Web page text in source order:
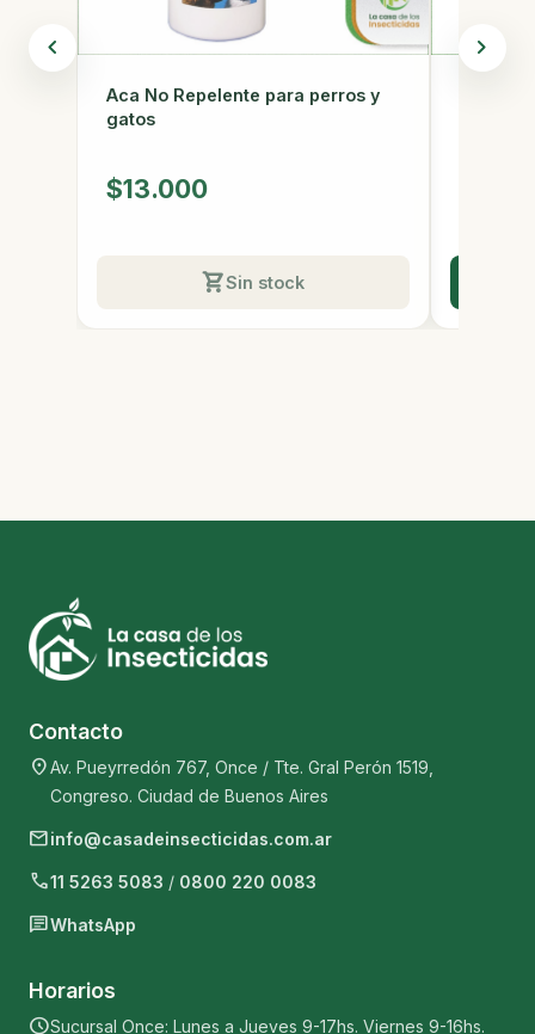
Aca No Repelente para perros y
gatos
$13.000
Sin stock
Contacto
location_onAv. Pueyrredón 767, Once / Tte. Gral Perón 1519,
Congreso. Ciudad de Buenos Aires
mailinfo@casadeinsecticidas.com.ar
phone11 5263 5083 / 0800 220 0083
chatWhatsApp
Horarios
scheduleSucursal Once: Lunes a Jueves 9-17hs. Viernes 9-16hs.